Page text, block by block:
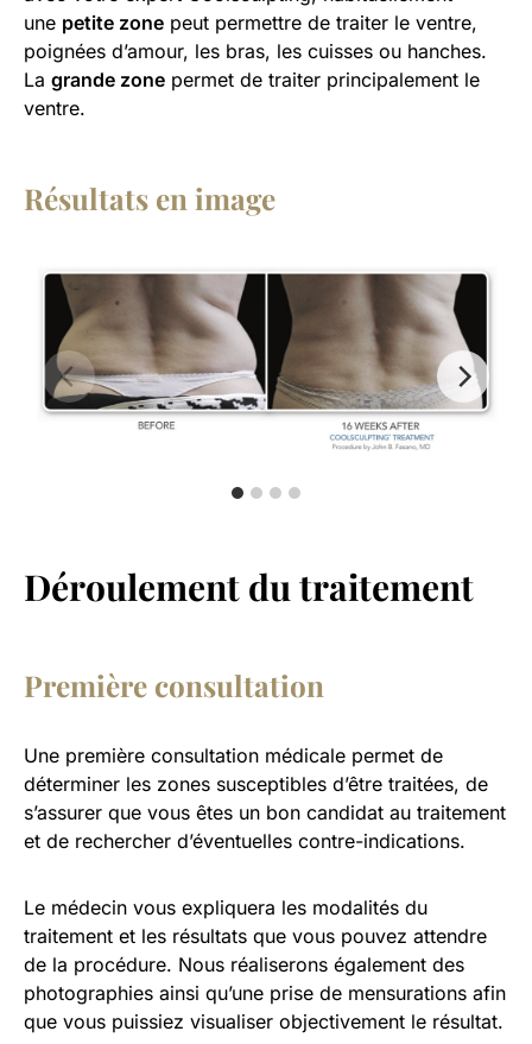
une petite zone peut permettre de traiter le ventre,
poignées d’amour, les bras, les cuisses ou hanches.
La grande zone permet de traiter principalement le
ventre.
Résultats en image
Déroulement du traitement
Première consultation
Une première consultation médicale permet de
déterminer les zones susceptibles d’être traitées, de
s’assurer que vous êtes un bon candidat au traitement
et de rechercher d’éventuelles contre-indications.
Le médecin vous expliquera les modalités du
traitement et les résultats que vous pouvez attendre
de la procédure. Nous réaliserons également des
photographies ainsi qu’une prise de mensurations afin
que vous puissiez visualiser objectivement le résultat.